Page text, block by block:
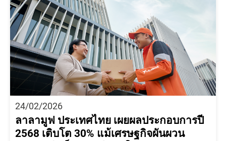
24/02/2026
ลาลามูฟ ประเทศไทย เผยผลประกอบการปี
2568 เติบโต 30% แม้เศรษฐกิจผันผวน